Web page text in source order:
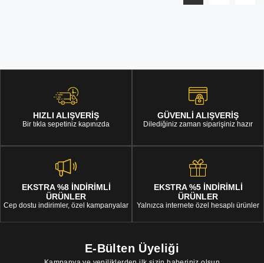
HIZLI ALIŞVERİŞ
Bir tıkla sepetiniz kapınızda
GÜVENLİ ALIŞVERİŞ
Dilediğiniz zaman siparişiniz hazır
EKSTRA %8 İNDİRİMLİ
ÜRÜNLER
Cep dostu indirimler, özel kampanyalar
EKSTRA %5 İNDİRİMLİ
ÜRÜNLER
Yalnızca internete özel hesaplı ürünler
E-Bülten Üyeliği